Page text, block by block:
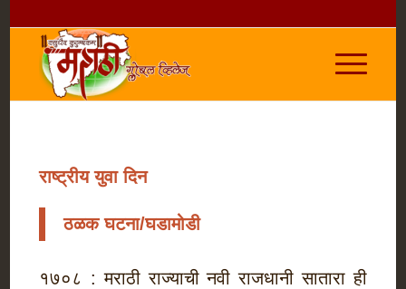
राष्ट्रीय युवा दिन
ठळक घटना/घडामोडी
१७०८ : मराठी राज्याची नवी राजधानी सातारा ही